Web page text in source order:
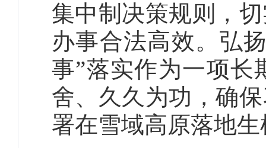
集中制决策规则，
办事合法高效。弘
事”落实作为一项长
舍、久久为功，确
署在雪域高原落地